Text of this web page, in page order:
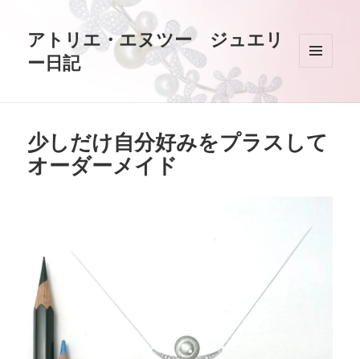
アトリエ・エヌツー ジュエリ
ー日記
ィジェ
少しだけ自分好みをプラスして
オーダーメイド